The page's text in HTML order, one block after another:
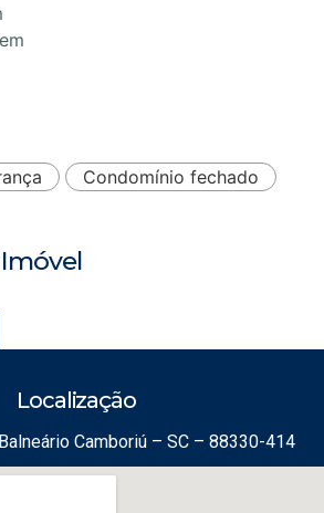
Condomínio fechado
Localização
Camboriú – SC – 88330-414